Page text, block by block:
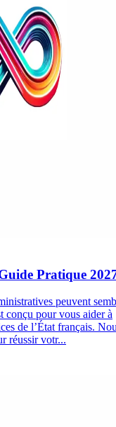
Pratique
peuvent
conçu pour vous aider à
de l’État français.
réussir votr...